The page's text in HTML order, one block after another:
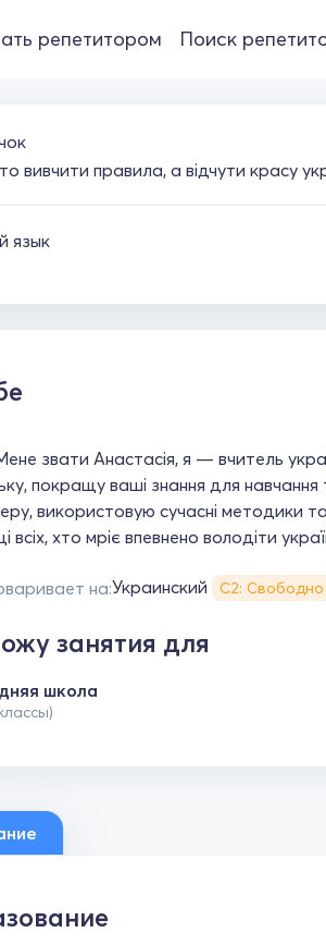
репетитором Поиск
правила, а відчути красу
язык
звати Анастасія, я — вчитель
покращу ваші знання для
використовую сучасні методики
всіх, хто мріє впевнено володіти
на:Украинский С2: Свободно
занятия для
школа